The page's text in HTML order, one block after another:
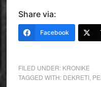
Share via:
Facebook
FILED UNDER: KRONIKE
TAGGED WITH: DEKRETI,